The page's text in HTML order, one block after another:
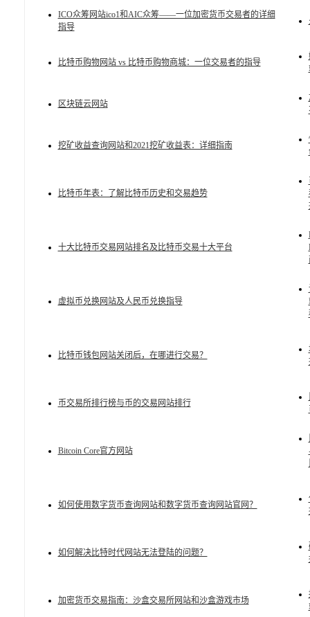
ICO众筹网站ico1和AIC众筹——一位加密货币交易者的详细
指导
比特币购物网站 vs 比特币购物商城：一位交易者的指导
区块链云网站
挖矿收益查询网站和2021挖矿收益表：详细指南
比特币年表：了解比特币历史和交易趋势
十大比特币交易网站排名及比特币交易十大平台
虚拟币兑换网站及人民币兑换指导
比特币钱包网站关闭后，在哪进行交易？
币交易所排行榜与币的交易网站排行
Bitcoin Core官方网站
如何使用数字货币查询网站和数字货币查询网站官网？
如何解决比特时代网站无法登陆的问题？
加密货币交易指南：沙盒交易所网站和沙盒游戏市场